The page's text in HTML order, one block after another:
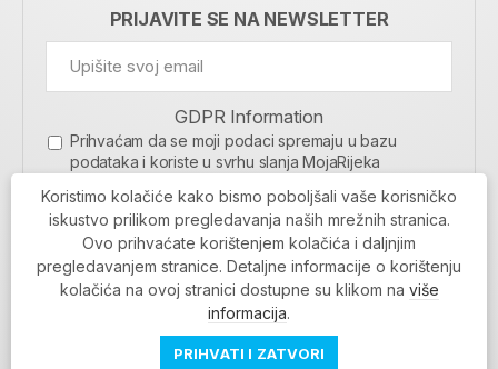
PRIJAVITE SE NA NEWSLETTER
GDPR Information
Prihvaćam da se moji podaci spremaju u bazu
podataka i koriste u svrhu slanja MojaRijeka
MOJARIJEKA NEWSLETTER
PRIJAVI SE
Povratak na vrh
Koristimo kolačiće kako bismo poboljšali vaše korisničko
iskustvo prilikom pregledavanja naših mrežnih stranica.
Ovo prihvaćate korištenjem kolačića i daljnjim
pregledavanjem stranice. Detaljne informacije o korištenju
kolačića na ovoj stranici dostupne su klikom na više
informacija.
PRIHVATI I ZATVORI